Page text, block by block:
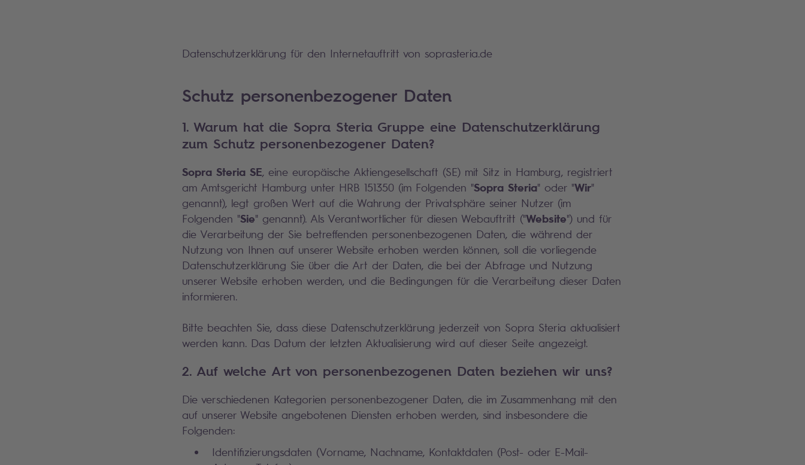
Datenschutzerklärung für den Internetauftritt von soprasteria.de
Schutz personenbezogener Daten
1. Warum hat die Sopra Steria Gruppe eine Datenschutzerklärung
zum Schutz personenbezogener Daten?
Sopra Steria SE, eine europäische Aktiengesellschaft (SE) mit Sitz in Hamburg, registriert
am Amtsgericht Hamburg unter HRB 151350 (im Folgenden "Sopra Steria" oder "Wir"
genannt), legt großen Wert auf die Wahrung der Privatsphäre seiner Nutzer (im
Folgenden "Sie" genannt). Als Verantwortlicher für diesen Webauftritt ("Website") und für
die Verarbeitung der Sie betreffenden personenbezogenen Daten, die während der
Nutzung von Ihnen auf unserer Website erhoben werden können, soll die vorliegende
Datenschutzerklärung Sie über die Art der Daten, die bei der Abfrage und Nutzung
unserer Website erhoben werden, und die Bedingungen für die Verarbeitung dieser Daten
informieren.
Bitte beachten Sie, dass diese Datenschutzerklärung jederzeit von Sopra Steria aktualisiert
werden kann. Das Datum der letzten Aktualisierung wird auf dieser Seite angezeigt.
2. Auf welche Art von personenbezogenen Daten beziehen wir uns?
Die verschiedenen Kategorien personenbezogener Daten, die im Zusammenhang mit den
auf unserer Website angebotenen Diensten erhoben werden, sind insbesondere die
Folgenden:
Identifizierungsdaten (Vorname, Nachname, Kontaktdaten (Post- oder E-Mail-